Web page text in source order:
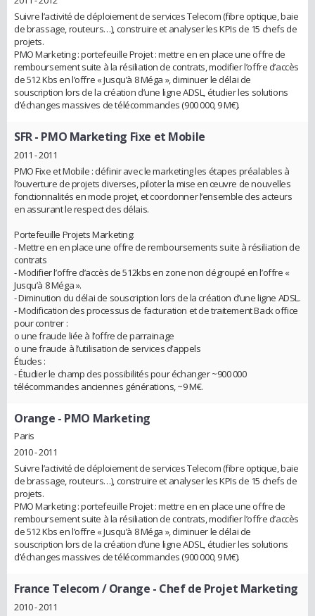
Suivre l’activité de déploiement de services Telecom (fibre optique, baie
de brassage, routeurs…), construire et analyser les KPIs de 15 chefs de
projets.
PMO Marketing : portefeuille Projet : mettre en en place une offre de
remboursement suite à la résiliation de contrats, modifier l’offre d’accès
de 512 Kbs en l’offre « Jusqu’à 8 Méga », diminuer le délai de
souscription lors de la création d’une ligne ADSL, étudier les solutions
d’échanges massives de télécommandes (900 000, 9 M€).
SFR- PMO Marketing Fixe et Mobile
2011 - 2011
PMO Fixe et Mobile : définir avec le marketing les étapes préalables à
l’ouverture de projets diverses, piloter la mise en œuvre de nouvelles
fonctionnalités en mode projet, et coordonner l’ensemble des acteurs
en assurant le respect des délais.
Portefeuille Projets Marketing:
- Mettre en en place une offre de remboursements suite à résiliation de
contrats
- Modifier l’offre d’accès de 512kbs en zone non dégroupé en l’offre «
Jusqu’à 8 Méga ».
- Diminution du délai de souscription lors de la création d’une ligne ADSL.
- Modification des processus de facturation et de traitement Back office
pour contrer :
o une fraude liée à l’offre de parrainage
o une fraude à l’utilisation de services d’appels
Études :
- Étudier le champ des possibilités pour échanger ~900 000
télécommandes anciennes générations, ~9 M€.
Orange - PMO Marketing
Paris
2010 - 2011
Suivre l’activité de déploiement de services Telecom (fibre optique, baie
de brassage, routeurs…), construire et analyser les KPIs de 15 chefs de
projets.
PMO Marketing : portefeuille Projet : mettre en en place une offre de
remboursement suite à la résiliation de contrats, modifier l’offre d’accès
de 512 Kbs en l’offre « Jusqu’à 8 Méga », diminuer le délai de
souscription lors de la création d’une ligne ADSL, étudier les solutions
d’échanges massives de télécommandes (900 000, 9 M€).
France Telecom / Orange - Chef de Projet Marketing
2010 - 2011